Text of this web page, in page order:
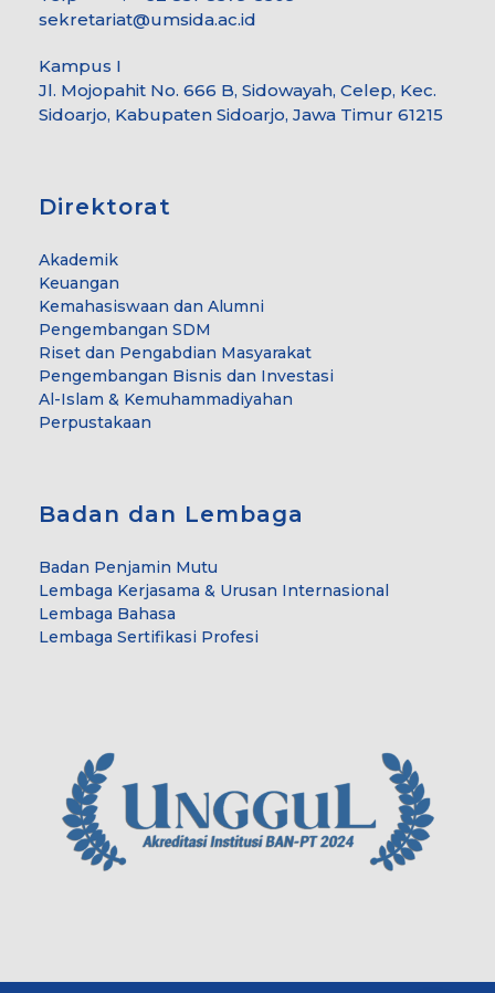
sekretariat@umsida.ac.id
Kampus I
Jl. Mojopahit No. 666 B, Sidowayah, Celep, Kec.
Sidoarjo, Kabupaten Sidoarjo, Jawa Timur 61215
Direktorat
Akademik
Keuangan
Kemahasiswaan dan Alumni
Pengembangan SDM
Riset dan Pengabdian Masyarakat
Pengembangan Bisnis dan Investasi
Al-Islam & Kemuhammadiyahan
Perpustakaan
Badan dan Lembaga
Badan Penjamin Mutu
Lembaga Kerjasama & Urusan Internasional
Lembaga Bahasa
Lembaga Sertifikasi Profesi